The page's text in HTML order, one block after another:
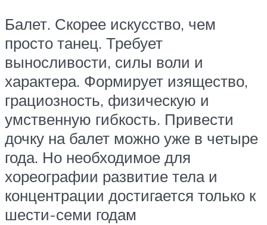
Балет. Скорее искусство, чем
просто танец. Требует
выносливости, силы воли и
характера. Формирует изящество,
грациозность, физическую и
умственную гибкость. Привести
дочку на балет можно уже в четыре
года. Но необходимое для
хореографии развитие тела и
концентрации достигается только к
шести-семи годам